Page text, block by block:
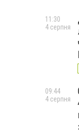
11:30
4 серпня
09:44
4 серпня